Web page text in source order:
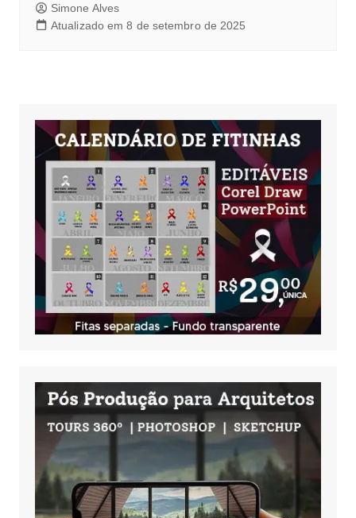
Simone Alves
Atualizado em 8 de setembro de 2025